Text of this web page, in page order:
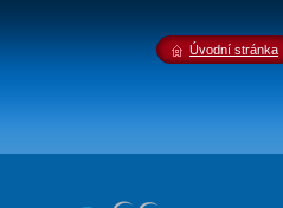
Úvodní stránka